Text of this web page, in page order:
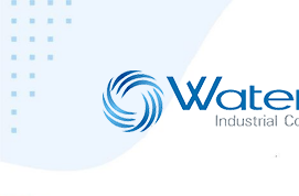
Pular
para
conteúdo